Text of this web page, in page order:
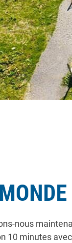
nous
10 minutes